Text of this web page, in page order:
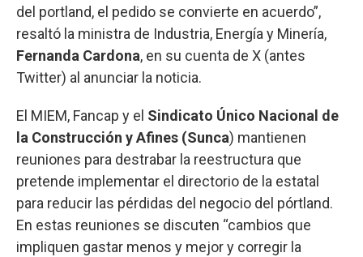
del portland, el pedido se convierte en acuerdo”,
resaltó la ministra de Industria, Energía y Minería,
Fernanda Cardona, en su cuenta de X (antes
Twitter) al anunciar la noticia.
El MIEM, Fancap y el Sindicato Único Nacional de
la Construcción y Afines (Sunca) mantienen
reuniones para destrabar la reestructura que
pretende implementar el directorio de la estatal
para reducir las pérdidas del negocio del pórtland.
En estas reuniones se discuten “cambios que
impliquen gastar menos y mejor y corregir la